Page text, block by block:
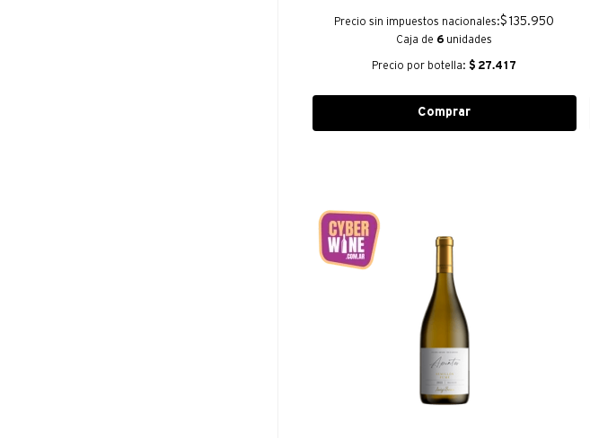
Precio sin impuestos nacionales:$ 135.950
Caja de 6 unidades
Precio por botella:$ 27.417
Comprar